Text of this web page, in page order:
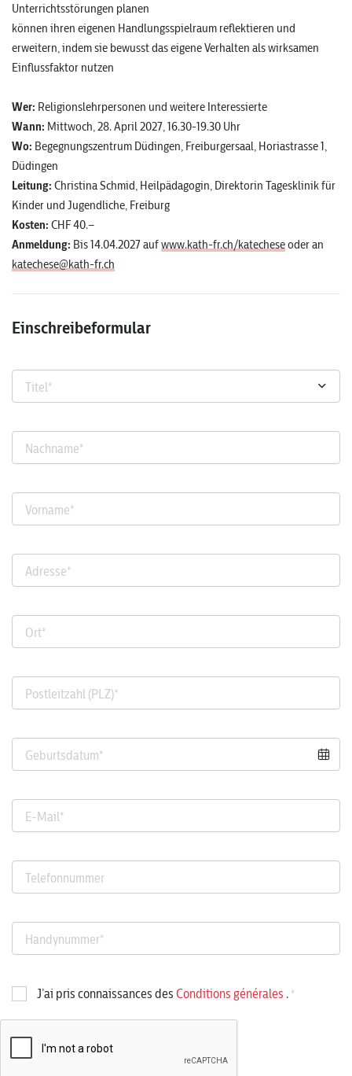
Unterrichtsstörungen planen
können ihren eigenen Handlungsspielraum reflektieren und
erweitern, indem sie bewusst das eigene Verhalten als wirksamen
Einflussfaktor nutzen
Wer: Religionslehrpersonen und weitere Interessierte
Wann: Mittwoch, 28. April 2027, 16.30-19.30 Uhr
Wo: Begegnungszentrum Düdingen, Freiburgersaal, Horiastrasse 1,
Düdingen
Leitung: Christina Schmid, Heilpädagogin, Direktorin Tagesklinik für
Kinder und Jugendliche, Freiburg
Kosten: CHF 40.–
Anmeldung: Bis 14.04.2027 aufwww.kath-fr.ch/katecheseoder an
katechese@kath-fr.ch
Einschreibeformular
Titel*
Nachname*
Vorname*
Adresse*
Ort*
Postleitzahl (PLZ)*
Geburtsdatum*
E-Mail*
Telefonnummer
Handynummer*
J’ai pris connaissances des Conditions générales . *